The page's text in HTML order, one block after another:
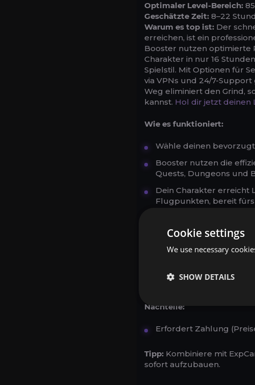
Optimaler Level-Bereich:
Geschätzte Zeit: 8–22
Warum es top ist: Der
erreichen, ist ein
Booster nutzen optimierte
Charakter in nur 16
Spielstil. Mit Optionen für
via VPNs und 24/7-
Weg eliminiert den Grind,
kannst. Hol dir jetzt deinen
Wie es funktioniert:
Wähle deinen
Booster nutzen die
Quests, Dungeons und
Dein Charakter erreicht
Flugpunkten, bereit fürs
Spart 20–40 Stunden
Anpassbar an deinen
Sicherer und
Nachteile:
Erfordert Zahlung
Tipp: Kombiniere mit
sofort aufzubauen.
Cookie settings
We use necessary
SHOW DETAILS